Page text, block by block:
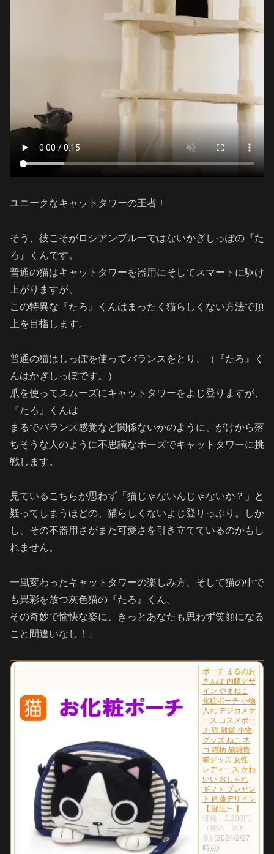
ユニークなキャットタワーの王者！
そう、彼こそがロシアンブルーではないかぎしっぽの『た
ろ』くんです。
普通の猫はキャットタワーを器用にそしてスマートに駆け
上がりますが、
この特異な『たろ』くんはまったく猫らしくない方法で頂
上を目指します。
普通の猫はしっぽを使ってバランスをとり、（『たろ』く
んはかぎしっぽです。）
爪を使ってスムーズにキャットタワーをよじ登りますが、
『たろ』くんは
まるでバランス感覚など関係ないかのように、がけから落
ちそうな人のように不思議なポーズでキャットタワーに挑
戦します。
見ているこちらが思わず「猫じゃないんじゃないか？」と
疑ってしまうほどの、猫らしくないよじ登りっぷり。しか
し、その不器用さがまた可愛さを引き立てているのかもし
れません。
一風変わったキャットタワーの楽しみ方、そして猫の中で
も異彩を放つ灰色猫の『たろ』くん。
その奇妙で愉快な姿に、きっとあなたも思わず笑顔になる
こと間違いなし！」
ポーチ まるのお
さんぽ 内藤デザ
イン やまねこ
化粧ポーチ 小物
入れ デジカメケ
ース コスメポー
チ 猫 雑貨 小物
グッズ ねこ ネ
コ 猫柄 猫雑貨
猫グッズ 女性
レディース かわ
いい おしゃれ
ギフト プレゼン
ト 内藤デザイン
【 誕生日 】
価格：2,200円
（税込、送料
別) (2024/2/27
時点)